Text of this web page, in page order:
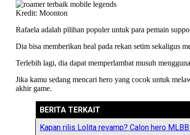
Kredit: Moonton
Rafaela adalah pilihan populer untuk para pemain
Dia bisa memberikan heal pada rekan setim sekaligus
Terlebih lagi, dia dapat memperlambat musuh
Jika kamu sedang mencari hero yang cocok untuk
akhir game.
BERITA TERKAIT
Kapan rilis Lolita revamp? Calon hero